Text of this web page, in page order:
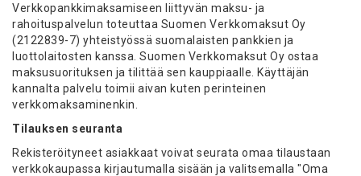
Verkkopankkimaksamiseen liittyvän maksu- ja
rahoituspalvelun toteuttaa Suomen Verkkomaksut Oy
(2122839-7) yhteistyössä suomalaisten pankkien ja
luottolaitosten kanssa. Suomen Verkkomaksut Oy ostaa
maksusuorituksen ja tilittää sen kauppiaalle. Käyttäjän
kannalta palvelu toimii aivan kuten perinteinen
verkkomaksaminenkin.
Tilauksen seuranta
Rekisteröityneet asiakkaat voivat seurata omaa tilaustaan
verkkokaupassa kirjautumalla sisään ja valitsemalla "Oma